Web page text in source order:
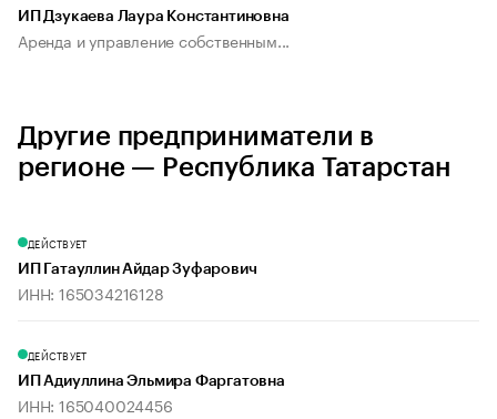
ИП Дзукаева Лаура Константиновна
Аренда и управление собственным...
Другие предприниматели в
регионе — Республика Татарстан
ДЕЙСТВУЕТ
ИП Гатауллин Айдар Зуфарович
ИНН: 165034216128
ДЕЙСТВУЕТ
ИП Адиуллина Эльмира Фаргатовна
ИНН: 165040024456